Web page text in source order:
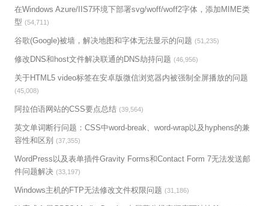
在Windows Azure/IIS7环境下部署svg/woff/woff2字体，添加MIME类
型 (54,711)
谷歌(Google)被墙，解决地图和字体无法显示的问题 (51,235)
修改DNS和host文件解决联通的DNS劫持问题 (46,956)
关于HTML5 video标签在安卓版微信浏览器内被强制全屏播放的问题
(45,008)
阿拉伯语网站的CSS要点总结 (39,564)
英文单词断行问题：CSS中word-break、word-wrap以及hyphens的兼
容性和区别
(37,355)
WordPress以及表单插件Gravity Forms和Contact Form 7无法发送邮
件问题解决 (33,197)
Windows主机的FTP无法修改文件权限问题 (31,186)